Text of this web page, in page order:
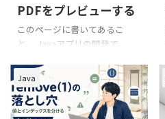
PDFをプレビューする
このページに書いてあるこ
と。 Javaアプリの開発で、
ですが、HTTPのレスポンスに
PDFをセットすると勝手にダウ
ンロードしてしまい、プレビ
ュー表示ができなかったので
Java